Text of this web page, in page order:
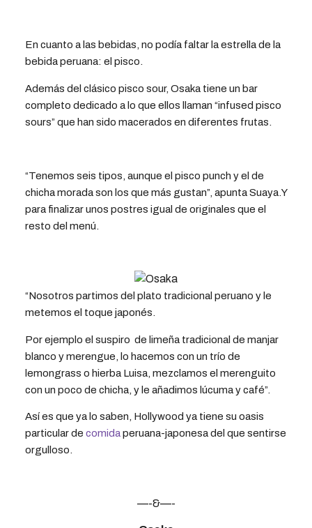
En cuanto a las bebidas, no podía faltar la estrella de la
bebida peruana: el pisco.
Además del clásico pisco sour, Osaka tiene un bar
completo dedicado a lo que ellos llaman “infused pisco
sours” que han sido macerados en diferentes frutas.
“Tenemos seis tipos, aunque el pisco punch y el de
chicha morada son los que más gustan”, apunta Suaya.Y
para finalizar unos postres igual de originales que el
resto del menú.
“Nosotros partimos del plato tradicional peruano y le
metemos el toque japonés.
Por ejemplo el suspiro de limeña tradicional de manjar
blanco y merengue, lo hacemos con un trío de
lemongrass o hierba Luisa, mezclamos el merenguito
con un poco de chicha, y le añadimos lúcuma y café”.
Así es que ya lo saben, Hollywood ya tiene su oasis
particular de comidaperuana-japonesa del que sentirse
orgulloso.
—-&—-